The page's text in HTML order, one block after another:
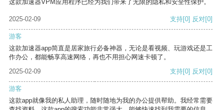
这款加速器VPM应用程序已经为我们带来了无限的隐私和安全性保护。
2025-02-09 支持[0] 反对[0]
游客
这款加速器app简直是居家旅行必备神器，无论是看视频、玩游戏还是工
作办公，都能畅享高速网络，再也不用担心网速卡顿了。
2025-02-09
支持[0] 反对[0]
游客
这款app就像我的私人助理，随时随地为我的办公提供帮助。我经常需要